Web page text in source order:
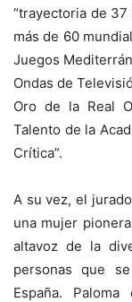
“trayectoria de
más de 60
Juegos
Ondas de
Oro de la Real
Talento de la
Crítica”.
A su vez, el
una mujer
altavoz de la
personas que
España.